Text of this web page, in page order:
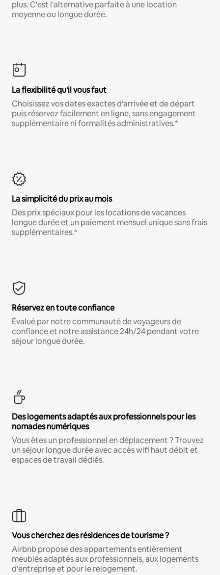
plus. C'est l'alternative parfaite à une location
moyenne ou longue durée.
La flexibilité qu'il vous faut
Choisissez vos dates exactes d'arrivée et de départ
puis réservez facilement en ligne, sans engagement
supplémentaire ni formalités administratives.*
La simplicité du prix au mois
Des prix spéciaux pour les locations de vacances
longue durée et un paiement mensuel unique sans frais
supplémentaires.*
Réservez en toute confiance
Évalué par notre communauté de voyageurs de
confiance et notre assistance 24h/24 pendant votre
séjour longue durée.
Des logements adaptés aux professionnels pour les
nomades numériques
Vous êtes un professionnel en déplacement ? Trouvez
un séjour longue durée avec accès wifi haut débit et
espaces de travail dédiés.
Vous cherchez des résidences de tourisme ?
Airbnb propose des appartements entièrement
meublés adaptés aux professionnels, aux logements
d'entreprise et pour le relogement.